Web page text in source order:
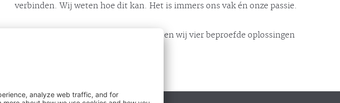
verbinden. Wij weten hoe dit kan. Het is immers ons vak én onze passie.
Vanuit onze jarenlange expertise hebben wij vier beproefde oplossingen